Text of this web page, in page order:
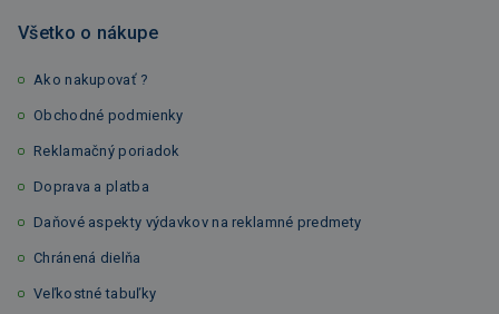
Všetko o nákupe
Ako nakupovať ?
Obchodné podmienky
Reklamačný poriadok
Doprava a platba
Daňové aspekty výdavkov na reklamné predmety
Chránená dielňa
Veľkostné tabuľky